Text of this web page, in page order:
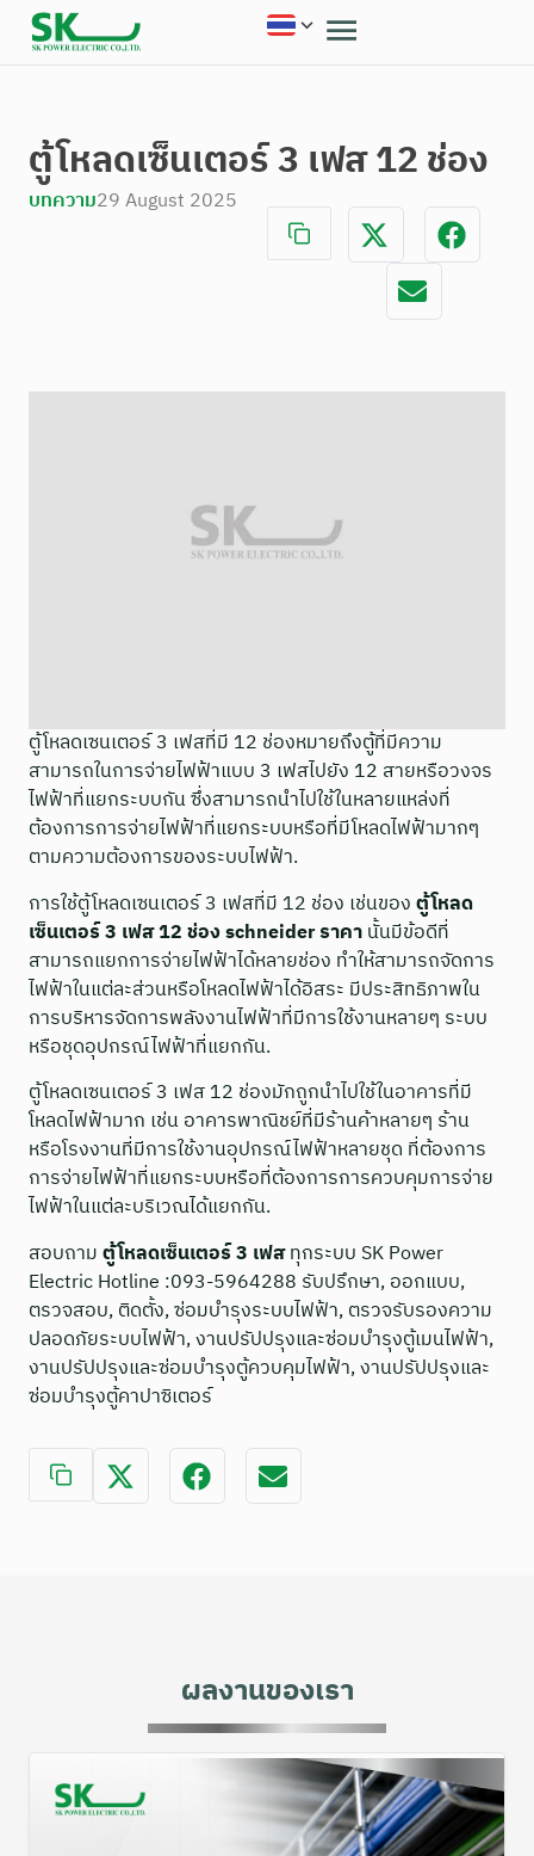
ตู้โหลดเซ็นเตอร์ 3 เฟส 12 ช่อง
บทความ29 August 2025
ตู้โหลดเซนเตอร์ 3 เฟสที่มี 12 ช่องหมายถึงตู้ที่มีความ
สามารถในการจ่ายไฟฟ้าแบบ 3 เฟสไปยัง 12 สายหรือวงจร
ไฟฟ้าที่แยกระบบกัน ซึ่งสามารถนำไปใช้ในหลายแหล่งที่
ต้องการการจ่ายไฟฟ้าที่แยกระบบหรือที่มีโหลดไฟฟ้ามากๆ
ตามความต้องการของระบบไฟฟ้า.
การใช้ตู้โหลดเซนเตอร์ 3 เฟสที่มี 12 ช่อง เช่นของตู้โหลด
เซ็นเตอร์ 3 เฟส 12 ช่อง schneider ราคานั้นมีข้อดีที่
สามารถแยกการจ่ายไฟฟ้าได้หลายช่อง ทำให้สามารถจัดการ
ไฟฟ้าในแต่ละส่วนหรือโหลดไฟฟ้าได้อิสระ มีประสิทธิภาพใน
การบริหารจัดการพลังงานไฟฟ้าที่มีการใช้งานหลายๆ ระบบ
หรือชุดอุปกรณ์ไฟฟ้าที่แยกกัน.
ตู้โหลดเซนเตอร์ 3 เฟส 12 ช่องมักถูกนำไปใช้ในอาคารที่มี
โหลดไฟฟ้ามาก เช่น อาคารพาณิชย์ที่มีร้านค้าหลายๆ ร้าน
หรือโรงงานที่มีการใช้งานอุปกรณ์ไฟฟ้าหลายชุด ที่ต้องการ
การจ่ายไฟฟ้าที่แยกระบบหรือที่ต้องการการควบคุมการจ่าย
ไฟฟ้าในแต่ละบริเวณได้แยกกัน.
สอบถามตู้โหลดเซ็นเตอร์ 3 เฟสทุกระบบ SK Power
Electric Hotline :093-5964288 รับปรึกษา, ออกแบบ,
ตรวจสอบ, ติดตั้ง, ซ่อมบำรุงระบบไฟฟ้า, ตรวจรับรองความ
ปลอดภัยระบบไฟฟ้า, งานปรัปปรุงและซ่อมบำรุงตู้เมนไฟฟ้า,
งานปรัปปรุงและซ่อมบำรุงตู้ควบคุมไฟฟ้า, งานปรัปปรุงและ
ซ่อมบำรุงตู้คาปาซิเตอร์
ผลงานของเรา